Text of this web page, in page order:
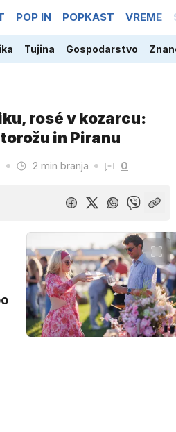
POP IN POPKAST VREME
Tujina Gospodarstvo
rosé v kozarcu:
in Piranu
2 min branja 0